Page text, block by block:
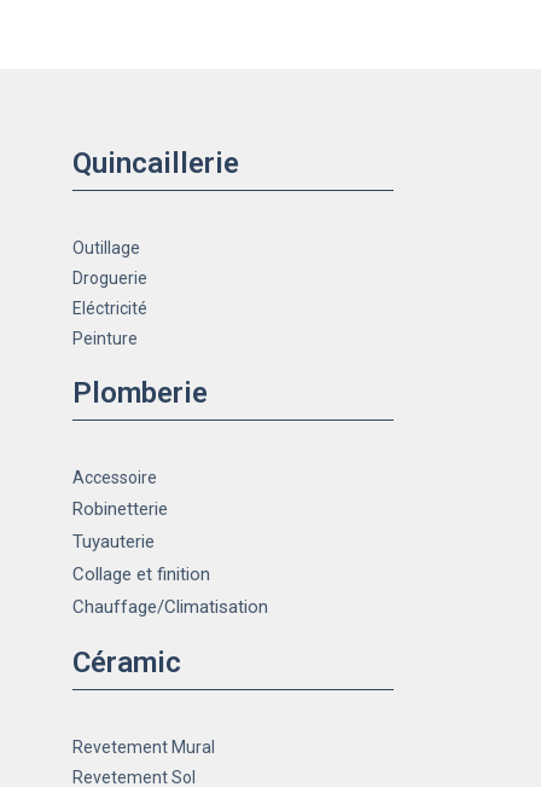
Quincaillerie
Outillage
Droguerie
Eléctricité
Peinture
Plomberie
Accessoire
Robinetterie
Tuyauterie
Collage et finition
Chauffage/Climatisation
Céramic
Revetement Mural
Revetement Sol